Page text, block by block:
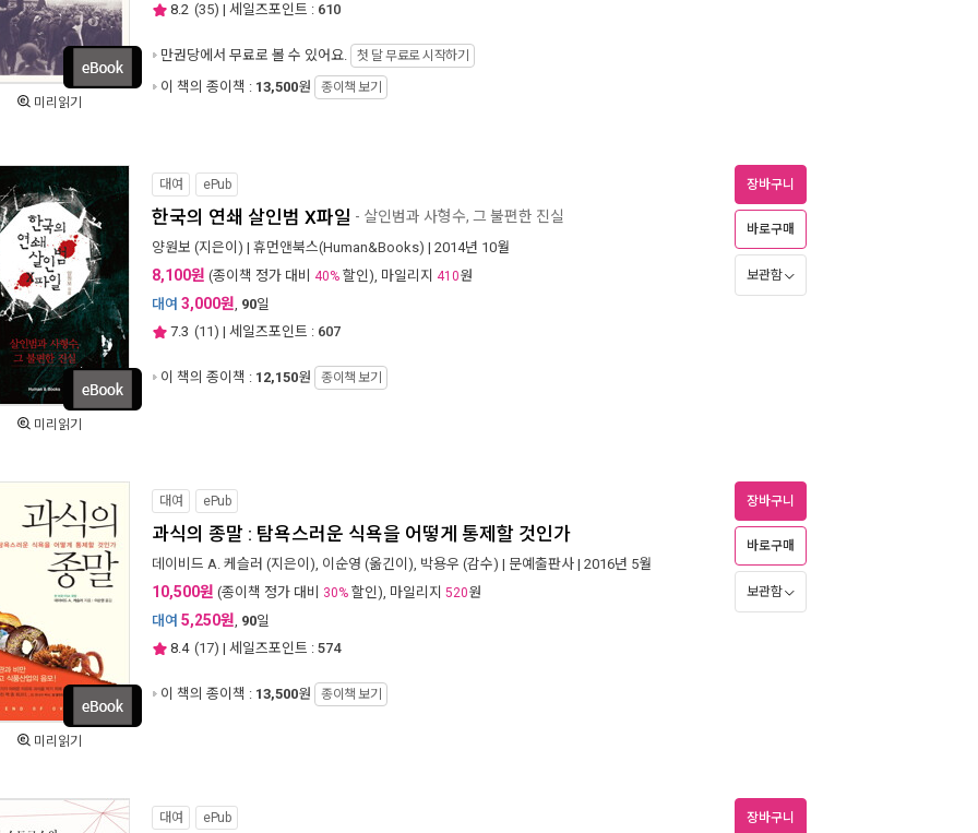
미리읽기
8.2 (35) | 세일즈포인트 : 610
만권당에서 무료로 볼 수 있어요. 첫 달 무료로 시작하기
이 책의 종이책 : 13,500원 종이책 보기
미리읽기
대여 ePub
한국의 연쇄 살인범 X파일 - 살인범과 사형수, 그 불편한 진실
양원보 (지은이) | 휴먼앤북스(Human&Books) | 2014년 10월
8,100원 (종이책 정가 대비 40% 할인), 마일리지 410원
대여 3,000원, 90일
7.3 (11) | 세일즈포인트 : 607
이 책의 종이책 : 12,150원 종이책 보기
장바구니
바로구매
보관함
미리읽기
대여 ePub
과식의 종말 : 탐욕스러운 식욕을 어떻게 통제할 것인가
데이비드 A. 케슬러 (지은이), 이순영 (옮긴이), 박용우 (감수) | 문예출판사 | 2016년 5월
10,500원 (종이책 정가 대비 30% 할인), 마일리지 520원
대여 5,250원, 90일
8.4 (17) | 세일즈포인트 : 574
이 책의 종이책 : 13,500원 종이책 보기
장바구니
바로구매
보관함
대여 ePub 장바구니